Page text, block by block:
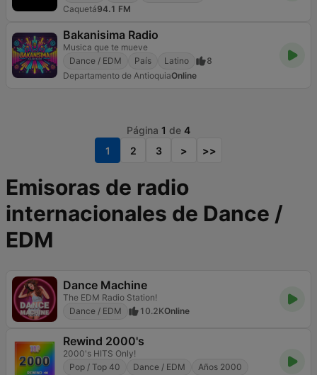
Caquetá94.1 FM
Bakanisima Radio
Musica que te mueve
Dance / EDM
País Latino
8
Departamento de AntioquiaOnline
Página 1 de 4
1
2 3 > >>
Emisoras de radio
internacionales de Dance /
EDM
Dance Machine
The EDM Radio Station!
Dance / EDM
10.2KOnline
Rewind 2000's
2000's HITS Only!
Pop / Top 40
Dance / EDM
Años 2000